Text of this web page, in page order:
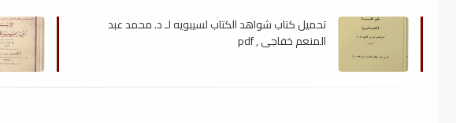
تحميل كتاب شواهد الكتاب لسيبويه لـ د. محمد عبد
المنعم خفاجى , pdf